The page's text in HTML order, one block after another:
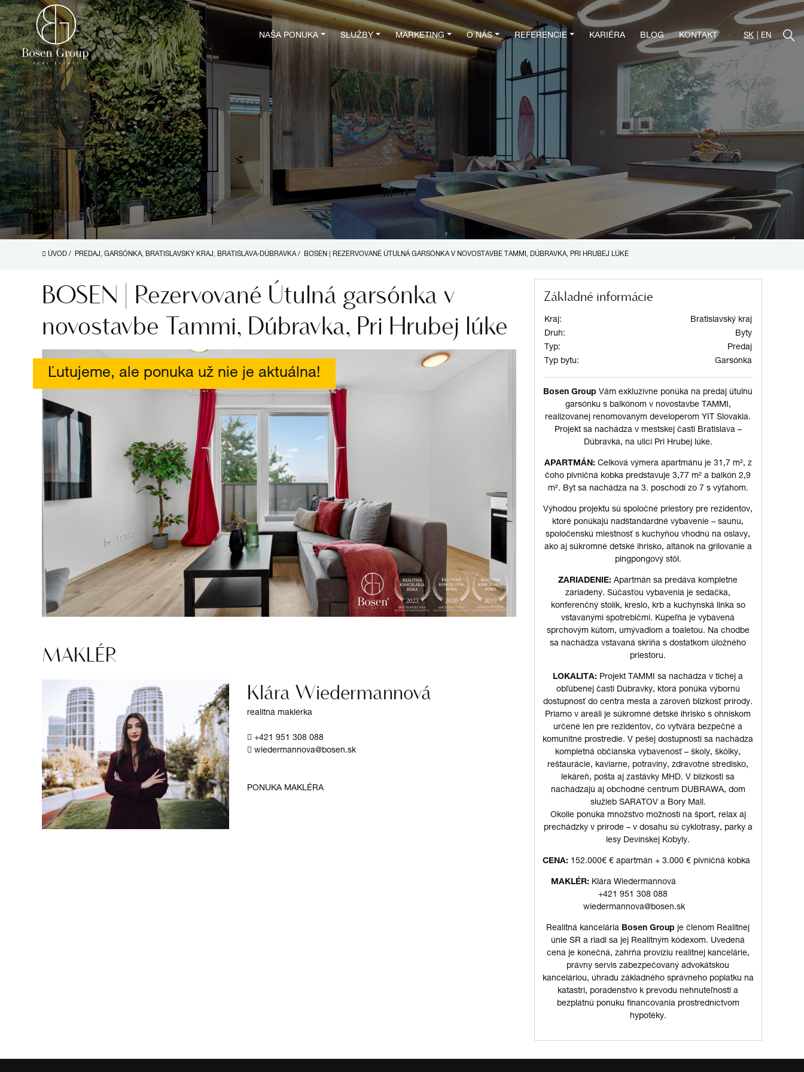
NAŠA PONUKA SLUŽBY MARKETING O NÁS REFERENCIE KARIÉRA BLOG KONTAKT SK EN
ÚVOD / PREDAJ, GARSÓNKA, BRATISLAVSKÝ KRAJ, BRATISLAVA-DÚBRAVKA/ BOSEN | REZERVOVANÉ ÚTULNÁ GARSÓNKA V NOVOSTAVBE TAMMI, DÚBRAVKA, PRI HRUBEJ LÚKE
BOSEN | Rezervované Útulná garsónka v
novostavbe Tammi, Dúbravka, Pri Hrubej lúke
Ľutujeme, ale ponuka už nie je aktuálna!
MAKLÉR
Klára Wiedermannová
realitná maklérka
+421 951 308 088
wiedermannova@bosen.sk
PONUKA MAKLÉRA
Základné informácie
Kraj:
Bratislavský kraj
Druh:
Byty
Typ:
Predaj
Typ bytu:
Garsónka
Bosen Group Vám exkluzívne ponúka na predaj útulnú
garsónku s balkónom v novostavbe TAMMI,
realizovanej renomovaným developerom YIT Slovakia.
Projekt sa nachádza v mestskej časti Bratislava –
Dúbravka, na ulici Pri Hrubej lúke.
APARTMÁN: Celková výmera apartmánu je 31,7 m², z
čoho pivničná kobka predstavuje 3,77 m² a balkón 2,9
m². Byt sa nachádza na 3. poschodí zo 7 s výťahom.
Výhodou projektu sú spoločné priestory pre rezidentov,
ktoré ponúkajú nadštandardné vybavenie – saunu,
spoločenskú miestnosť s kuchyňou vhodnú na oslavy,
ako aj súkromné detské ihrisko, altánok na grilovanie a
pingpongový stôl.
ZARIADENIE: Apartmán sa predáva kompletne
zariadený. Súčasťou vybavenia je sedačka,
konferenčný stolík, kreslo, krb a kuchynská linka so
vstavanými spotrebičmi. Kúpeľňa je vybavená
sprchovým kútom, umývadlom a toaletou. Na chodbe
sa nachádza vstavaná skriňa s dostatkom úložného
priestoru.
LOKALITA: Projekt TAMMI sa nachádza v tichej a
obľúbenej časti Dúbravky, ktorá ponúka výbornú
dostupnosť do centra mesta a zároveň blízkosť prírody.
Priamo v areáli je súkromné detské ihrisko s ohniskom
určené len pre rezidentov, čo vytvára bezpečné a
komunitné prostredie. V pešej dostupnosti sa nachádza
kompletná občianska vybavenosť – školy, škôlky,
reštaurácie, kaviarne, potraviny, zdravotné stredisko,
lekáreň, pošta aj zastávky MHD. V blízkosti sa
nachádzajú aj obchodné centrum DUBRAWA, dom
služieb SARATOV a Bory Mall.
Okolie ponúka množstvo možností na šport, relax aj
prechádzky v prírode – v dosahu sú cyklotrasy, parky a
lesy Devínskej Kobyly.
CENA: 152.000€ € apartmán + 3.000 € pivničná kobka
MAKLÉR: Klára Wiedermannová
+421 951 308 088
wiedermannova@bosen.sk
Realitná kancelária Bosen Group je členom Realitnej
únie SR a riadi sa jej Realitným kódexom. Uvedená
cena je konečná, zahŕňa províziu realitnej kancelárie,
právny servis zabezpečovaný advokátskou
kanceláriou, úhradu základného správneho poplatku na
katastri, poradenstvo k prevodu nehnuteľnosti a
bezplatnú ponuku financovania prostredníctvom
hypotéky.